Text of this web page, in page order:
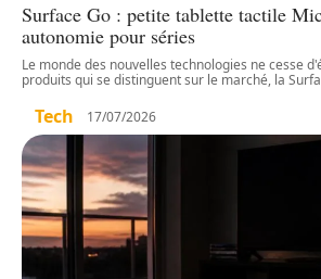
Surface Go : petite tablette tactile
autonomie pour séries
Le monde des nouvelles technologies ne cesse
produits qui se distinguent sur le marché, la
Tech 17/07/2026